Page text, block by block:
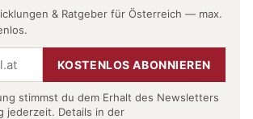
& Ratgeber für Österreich — max.
KOSTENLOS ABONNIEREN
stimmst du dem Erhalt des Newsletters
jederzeit. Details in der